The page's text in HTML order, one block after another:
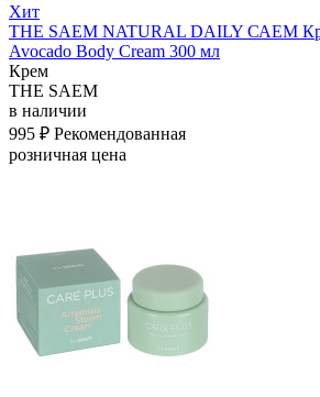
Хит
THE SAEM NATURAL DAILY САЕМ
Avocado Body Cream 300 мл
Крем
THE SAEM
в наличии
995 ₽ Рекомендованная
розничная цена